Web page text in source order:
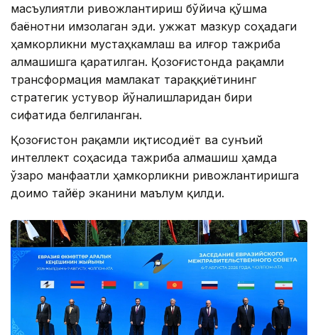
масъулиятли ривожлантириш бўйича қўшма
баёнотни имзолаган эди. Ҳужжат мазкур соҳадаги
ҳамкорликни мустаҳкамлаш ва илғор тажриба
алмашишга қаратилган. Қозоғистонда рақамли
трансформация мамлакат тараққиётининг
стратегик устувор йўналишларидан бири
сифатида белгиланган.
Қозоғистон рақамли иқтисодиёт ва сунъий
интеллект соҳасида тажриба алмашиш ҳамда
ўзаро манфаатли ҳамкорликни ривожлантиришга
доимо тайёр эканини маълум қилди.